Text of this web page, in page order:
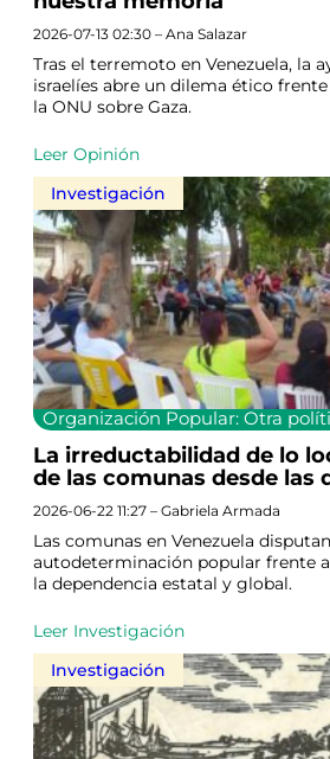
2026-07-13 02:30 – Ana Salazar
Tras el terremoto en Venezuela, la
israelíes abre un dilema ético
la ONU sobre Gaza.
Leer Opinión
Investigación
Organización Popular: Otra
La irreductabilidad de lo
de las comunas desde las
2026-06-22 11:27 – Gabriela Armada
Las comunas en Venezuela
autodeterminación popular frente
la dependencia estatal y global.
Leer Investigación
Investigación